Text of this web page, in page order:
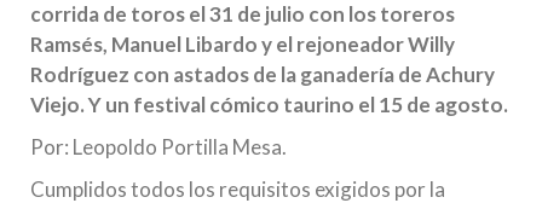
corrida de toros el 31 de julio con los toreros
Ramsés, Manuel Libardo y el rejoneador Willy
Rodríguez con astados de la ganadería de Achury
Viejo. Y un festival cómico taurino el 15 de agosto.
Por: Leopoldo Portilla Mesa.
Cumplidos todos los requisitos exigidos por la